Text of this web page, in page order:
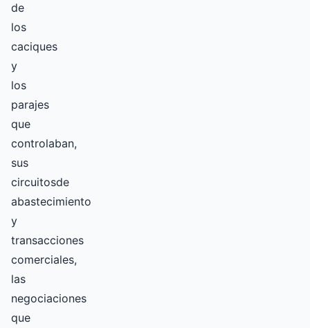
de
los
caciques
y
los
parajes
que
controlaban,
sus
circuitosde
abastecimiento
y
transacciones
comerciales,
las
negociaciones
que